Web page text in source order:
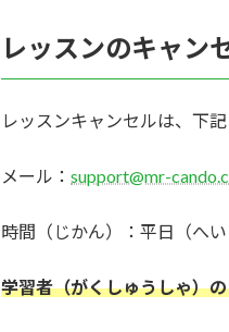
レッスンのキャン
レッスンキャンセルは、下
メール：support@mr-
時間（じかん）：平日（へ
学習者（がくしゅうしゃ）